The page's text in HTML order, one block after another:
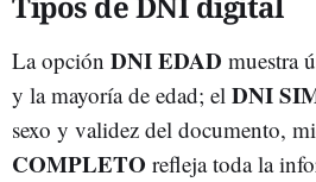
La opción DNI EDAD muestra
y la mayoría de edad; el DNI
sexo y validez del documento,
COMPLETO refleja toda la